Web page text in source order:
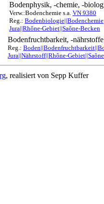
Bodenphysik, -chemie, -
Verw.:Bodenchemie s.a. VN 9380
Reg.:
Jura||Rhône-Gebiet||Saône-Becken
Bodenfruchtbarkeit, -
Reg.:
Jura||Nährstoff||Rhône-
, realisiert von Sepp Kuffer